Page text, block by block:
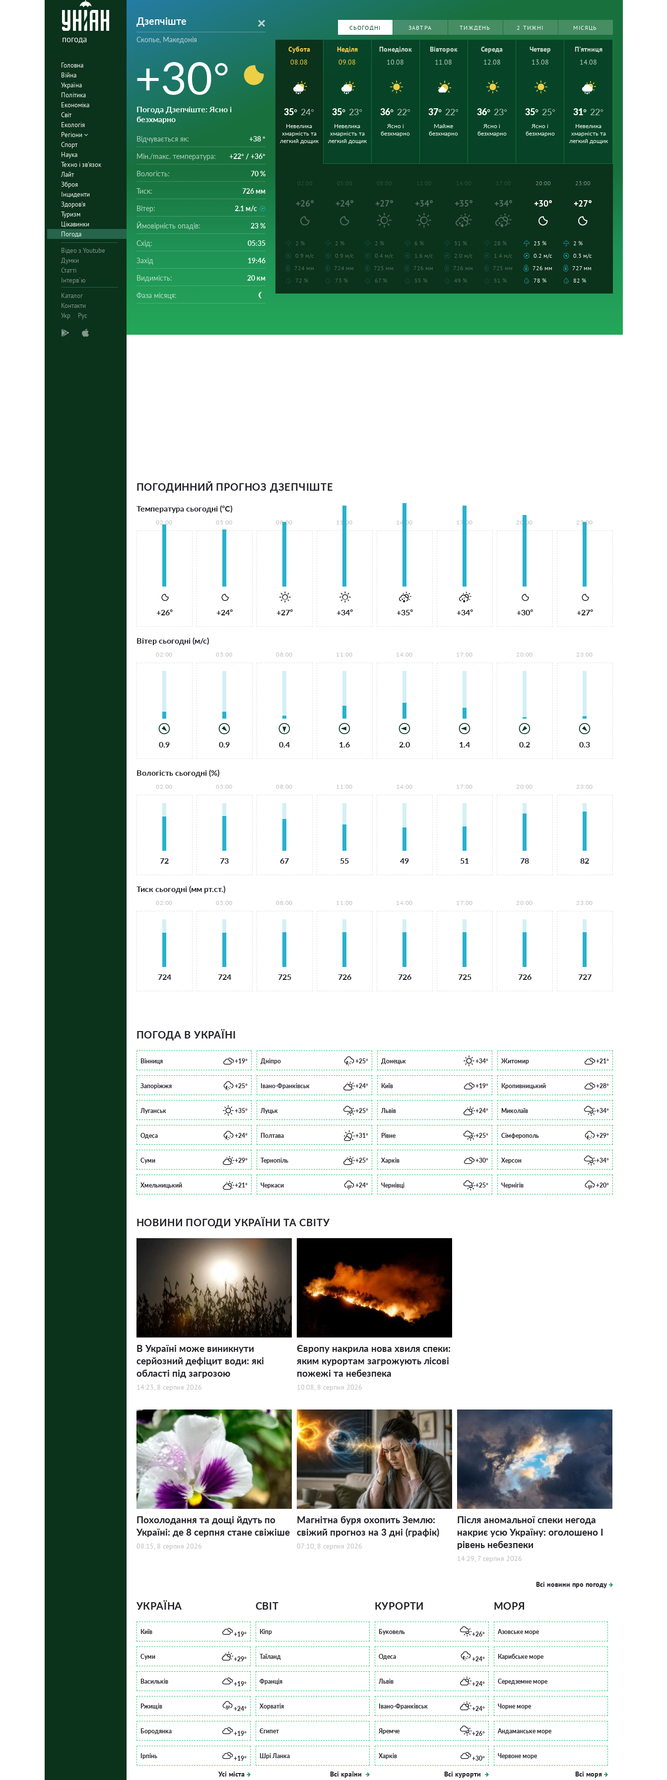
погода
Головна
Війна
Україна
Політика
Економіка
Світ
Екологія
Регіони
Спорт
Наука
Техно і зв'язок
Лайт
Зброя
Інциденти
Здоров'я
Туризм
Цікавинки
Погода
Відео з Youtube
Думки
Статті
Інтерв`ю
Каталог
Контакти
Укр
Рус
Дзепчіште
Скопье, Македонія
+30°
Погода Дзепчіште: Ясно і
безхмарно
Відчувається як: +38 °
Мін./mакс. температура: +22° / +36°
Вологість: 70 %
Тиск: 726 мм
Вітер: 2.1 м/с
Ймовірність опадів: 23 %
Схід: 05:35
Захід 19:46
Видимість: 20 км
Фаза місяця:
СЬОГОДНІ ЗАВТРА ТИЖДЕНЬ 2 ТИЖНІ МІСЯЦЬ
Субота
08.08
35° 24°
Невелика
хмарність та
легкий дощик
Неділя
09.08
35° 23°
Невелика
хмарність та
легкий дощик
Понеділок
10.08
36° 22°
Ясно і
безхмарно
Вівторок
11.08
37° 22°
Майже
безхмарно
Середа
12.08
36° 23°
Ясно і
безхмарно
Четвер
13.08
35° 25°
Ясно і
безхмарно
П'ятниця
14.08
31° 22°
Невелика
хмарність та
легкий дощик
02:00
+26°
2 %
0.9 м/с
724 мм
72 %
05:00
+24°
2 %
0.9 м/с
724 мм
73 %
08:00
+27°
2 %
0.4 м/с
725 мм
67 %
11:00
+34°
6 %
1.6 м/с
726 мм
55 %
14:00
+35°
31 %
2.0 м/с
726 мм
49 %
17:00
+34°
28 %
1.4 м/с
725 мм
51 %
20:00
+30°
23 %
0.2 м/с
726 мм
78 %
23:00
+27°
2 %
0.3 м/с
727 мм
82 %
ПОГОДИННИЙ ПРОГНОЗ ДЗЕПЧІШТЕ
Температура сьогодні (°С)
02:00
+26°
05:00
+24°
08:00
+27°
11:00
+34°
14:00
+35°
17:00
+34°
20:00
+30°
23:00
+27°
Вітер сьогодні (м/с)
02:00
0.9
05:00
0.9
08:00
0.4
11:00
1.6
14:00
2.0
17:00
1.4
20:00
0.2
23:00
0.3
Вологість сьогодні (%)
02:00
72
05:00
73
08:00
67
11:00
55
14:00
49
17:00
51
20:00
78
23:00
82
Тиск сьогодні (мм рт.ст.)
02:00
724
05:00
724
08:00
725
11:00
726
14:00
726
17:00
725
20:00
726
23:00
727
ПОГОДА В УКРАЇНІ
Вінниця +19° Дніпро +25° Донецьк +34° Житомир +21°
Запоріжжя +25° Івано-Франківськ +24° Київ +19° Кропивницький +28°
Луганськ +35° Луцьк +25° Львів +24° Миколаїв +34°
Одеса +24° Полтава +31° Рівне +25° Сімферополь +29°
Суми +29° Тернопіль +25° Харків +30° Херсон +34°
Хмельницький +21° Черкаси +24° Чернівці +25° Чернігів +20°
НОВИНИ ПОГОДИ УКРАЇНИ ТА СВІТУ
В Україні може виникнути
серйозний дефіцит води: які
області під загрозою
14:23, 8 серпня 2026
Європу накрила нова хвиля спеки:
яким курортам загрожують лісові
пожежі та небезпека
10:08, 8 серпня 2026
Похолодання та дощі йдуть по
Україні: де 8 серпня стане свіжіше
08:15, 8 серпня 2026
Магнітна буря охопить Землю:
свіжий прогноз на 3 дні (графік)
07:10, 8 серпня 2026
Після аномальної спеки негода
накриє усю Україну: оголошено І
рівень небезпеки
14:29, 7 серпня 2026
Всі новини про погоду
УКРАЇНА
Київ +19°
Суми +29°
Васильків +19°
Ржищів +24°
Бородянка +19°
Ірпінь +19°
Усі міста
СВІТ
Кіпр
Таїланд
Франція
Хорватія
Єгипет
Шрі Ланка
Всі країни
КУРОРТИ
Буковель +26°
Одеса +24°
Львів +24°
Івано-Франківськ +24°
Яремче +26°
Харків +30°
Всі курорти
МОРЯ
Азовське море
Карибське море
Середземне море
Чорне море
Андаманське море
Червоне море
Всі моря